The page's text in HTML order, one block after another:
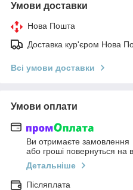
Умови доставки
Нова Пошта
Доставка кур'єром Нова
Всі умови доставки
Умови оплати
Ви отримаєте замовлення
або гроші повернуться на
Детальніше
Післяплата